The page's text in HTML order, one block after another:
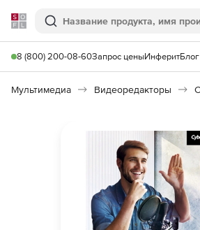
Softline
Поиск
8 (800) 200-08-60Запрос ценыИнферитБлог
Мультимедиа Видеоредакторы